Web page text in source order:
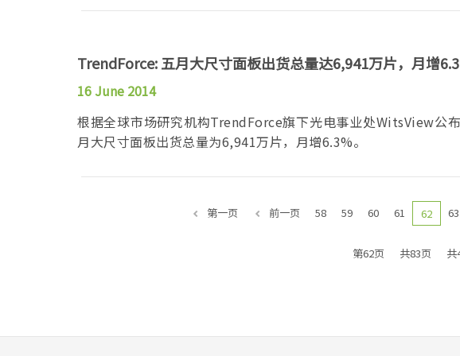
TrendForce: 五月大尺寸面板出货总量达6,941万片，月增
16 June 2014
根据全球市场研究机构TrendForce旗下光电事业处WitsView公
月大尺寸面板出货总量为6,941万片，月增6.3%。
第一页 前一页 58 59 60 61 62 63
第62页 共83页 共